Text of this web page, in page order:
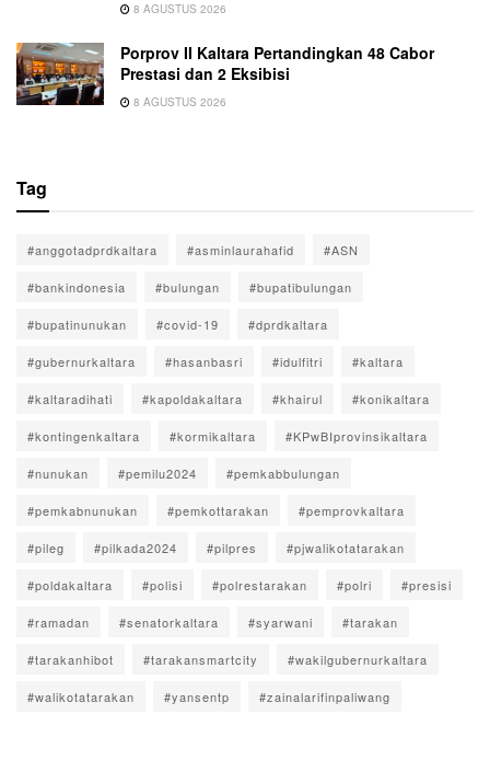
8 AGUSTUS 2026
Porprov II Kaltara Pertandingkan 48 Cabor
Prestasi dan 2 Eksibisi
8 AGUSTUS 2026
Tag
#anggotadprdkaltara #asminlaurahafid #ASN
#bankindonesia #bulungan #bupatibulungan
#bupatinunukan #covid-19 #dprdkaltara
#gubernurkaltara #hasanbasri #idulfitri #kaltara
#kaltaradihati #kapoldakaltara #khairul #konikaltara
#kontingenkaltara #kormikaltara #KPwBIprovinsikaltara
#nunukan #pemilu2024 #pemkabbulungan
#pemkabnunukan #pemkottarakan #pemprovkaltara
#pileg #pilkada2024 #pilpres #pjwalikotatarakan
#poldakaltara #polisi #polrestarakan #polri #presisi
#ramadan #senatorkaltara #syarwani #tarakan
#tarakanhibot #tarakansmartcity #wakilgubernurkaltara
#walikotatarakan #yansentp #zainalarifinpaliwang